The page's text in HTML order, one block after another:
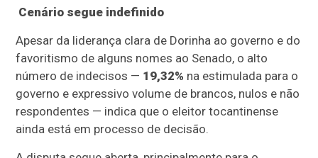
Cenário segue indefinido
Apesar da liderança clara de Dorinha ao governo e do
favoritismo de alguns nomes ao Senado, o alto
número de indecisos — 19,32% na estimulada para o
governo e expressivo volume de brancos, nulos e não
respondentes — indica que o eleitor tocantinense
ainda está em processo de decisão.